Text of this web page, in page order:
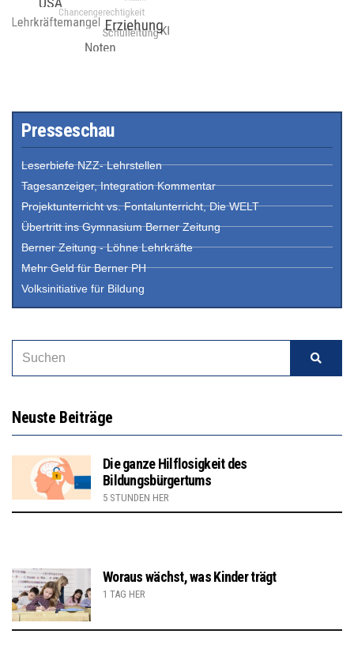
Presseschau
Leserbiefe NZZ- Lehrstellen
Tagesanzeiger, Integration Kommentar
Projektunterricht vs. Fontalunterricht, Die WELT
Übertritt ins Gymnasium Berner Zeitung
Berner Zeitung - Löhne Lehrkräfte
Mehr Geld für Berner PH
Volksinitiative für Bildung
Neuste Beiträge
Die ganze Hilflosigkeit des
Bildungsbürgertums
5 STUNDEN HER
Woraus wächst, was Kinder trägt
1 TAG HER